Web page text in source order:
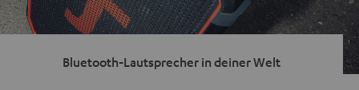
Bluetooth-Lautsprecher in deiner Welt